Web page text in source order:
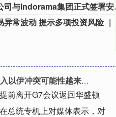
中国化学
异常波动 提示多项投资风险
伊冲突可能性越来越大
前离开G7会议返回华盛顿
总统专机上对媒体表示，对